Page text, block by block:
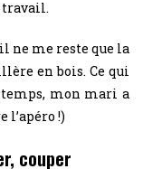
travail.
ne me reste que la
en bois. Ce qui
mon mari a
l’apéro !)
couper